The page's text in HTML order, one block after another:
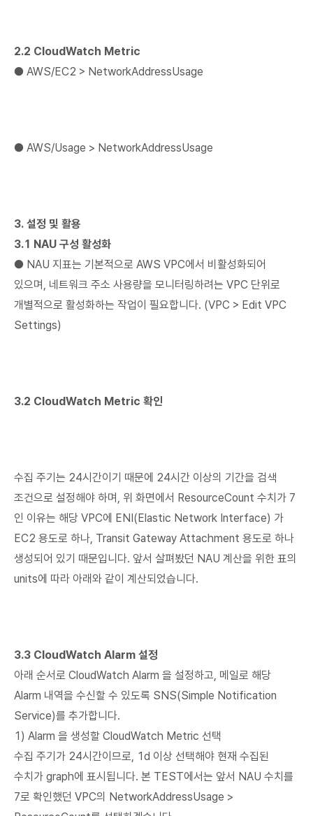
2.2 CloudWatch Metric
● AWS/EC2 > NetworkAddressUsage
● AWS/Usage > NetworkAddressUsage
3. 설정 및 활용
3.1 NAU 구성 활성화
● NAU 지표는 기본적으로 AWS VPC에서 비활성화되어
있으며, 네트워크 주소 사용량을 모니터링하려는 VPC 단위로
개별적으로 활성화하는 작업이 필요합니다. (VPC > Edit VPC
Settings)
3.2 CloudWatch Metric 확인
수집 주기는 24시간이기 때문에 24시간 이상의 기간을 검색
조건으로 설정해야 하며, 위 화면에서 ResourceCount 수치가 7
인 이유는 해당 VPC에 ENI(Elastic Network Interface) 가
EC2 용도로 하나, Transit Gateway Attachment 용도로 하나
생성되어 있기 때문입니다. 앞서 살펴봤던 NAU 계산을 위한 표의
units에 따라 아래와 같이 계산되었습니다.
3.3 CloudWatch Alarm 설정
아래 순서로 CloudWatch Alarm 을 설정하고, 메일로 해당
Alarm 내역을 수신할 수 있도록 SNS(Simple Notification
Service)를 추가합니다.
1) Alarm 을 생성할 CloudWatch Metric 선택
수집 주기가 24시간이므로, 1d 이상 선택해야 현재 수집된
수치가 graph에 표시됩니다. 본 TEST에서는 앞서 NAU 수치를
7로 확인했던 VPC의 NetworkAddressUsage >